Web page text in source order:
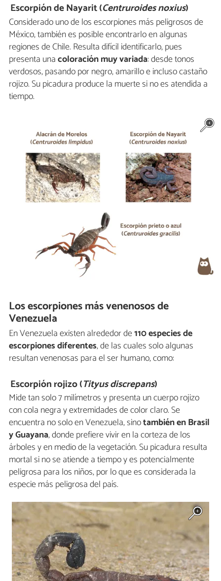
Escorpión de Nayarit (Centruroides noxius)
Considerado uno de los escorpiones más peligrosos de
México, también es posible encontrarlo en algunas
regiones de Chile. Resulta difícil identificarlo, pues
presenta unacoloración muy variada: desde tonos
verdosos, pasando por negro, amarillo e incluso castaño
rojizo. Su picadura produce la muerte si no es atendida a
tiempo.
Los escorpiones más venenosos de
Venezuela
En Venezuela existen alrededor de110 especies de
escorpiones diferentes, de las cuales solo algunas
resultan venenosas para el ser humano, como:
Escorpión rojizo (Tityus discrepans)
Mide tan solo 7 milímetros y presenta un cuerpo rojizo
con cola negra y extremidades de color claro. Se
encuentra no solo en Venezuela, sinotambién en Brasil
y Guayana, donde prefiere vivir en la corteza de los
árboles y en medio de la vegetación. Su picadura resulta
mortal si no se atiende a tiempo y es potencialmente
peligrosa para los niños, por lo que es considerada la
especie más peligrosa del país.